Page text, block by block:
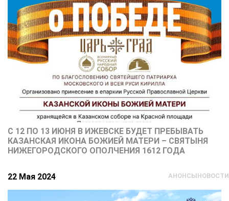
С 12 ПО 13 ИЮНЯ В ИЖЕВСКЕ БУДЕТ ПРЕБЫВАТЬ
КАЗАНСКАЯ ИКОНА БОЖИЕЙ МАТЕРИ – СВЯТЫНЯ
НИЖЕГОРОДСКОГО ОПОЛЧЕНИЯ 1612 ГОДА
22 Мая 2024 АНОНСЫНОВОСТИ